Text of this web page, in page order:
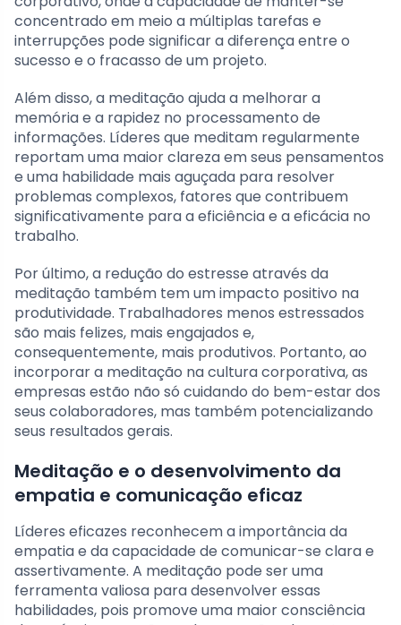
concentrado em meio a múltiplas tarefas e
interrupções pode significar a diferença entre o
sucesso e o fracasso de um projeto.
Além disso, a meditação ajuda a melhorar a
memória e a rapidez no processamento de
informações. Líderes que meditam regularmente
reportam uma maior clareza em seus pensamentos
e uma habilidade mais aguçada para resolver
problemas complexos, fatores que contribuem
significativamente para a eficiência e a eficácia no
trabalho.
Por último, a redução do estresse através da
meditação também tem um impacto positivo na
produtividade. Trabalhadores menos estressados
são mais felizes, mais engajados e,
consequentemente, mais produtivos. Portanto, ao
incorporar a meditação na cultura corporativa, as
empresas estão não só cuidando do bem-estar dos
seus colaboradores, mas também potencializando
seus resultados gerais.
Meditação e o desenvolvimento da
empatia e comunicação eficaz
Líderes eficazes reconhecem a importância da
empatia e da capacidade de comunicar-se clara e
assertivamente. A meditação pode ser uma
ferramenta valiosa para desenvolver essas
habilidades, pois promove uma maior consciência